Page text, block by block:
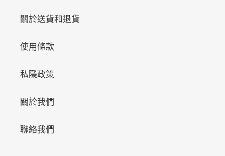
關於送貨和退貨
使用條款
私隱政策
關於我們
聯絡我們